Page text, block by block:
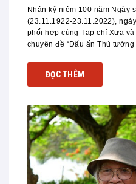
Nhân kỷ niệm 100 năm Ngày
(23.11.1922-23.11.2022),
phối hợp cùng Tạp chí Xưa
chuyên đề “Dấu ấn Thủ tướng
ĐỌC THÊM